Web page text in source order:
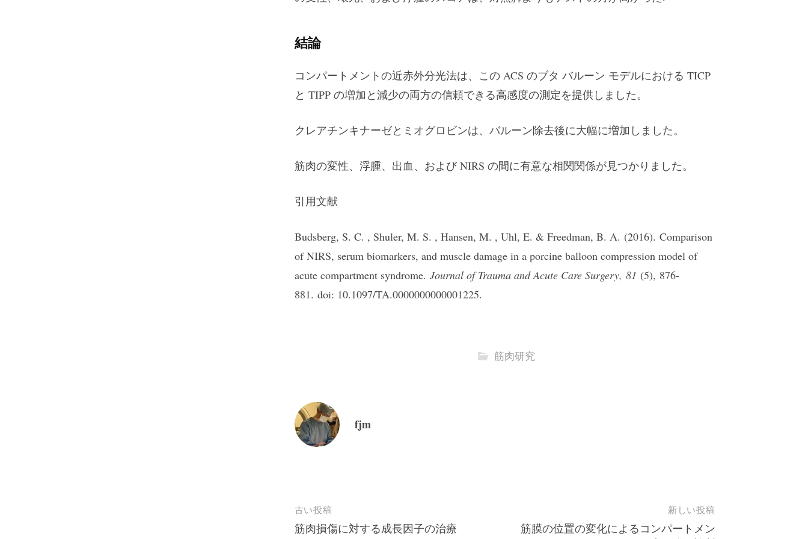
結論
コンパートメントの近赤外分光法は、この ACS のブタ バルーン モデルにおける TICP
と TIPP の増加と減少の両方の信頼できる高感度の測定を提供しました。
クレアチンキナーゼとミオグロビンは、バルーン除去後に大幅に増加しました。
筋肉の変性、浮腫、出血、および NIRS の間に有意な相関関係が見つかりました。
引用文献
Budsberg, S. C. , Shuler, M. S. , Hansen, M. , Uhl, E. & Freedman, B. A. (2016). Comparison
of NIRS, serum biomarkers, and muscle damage in a porcine balloon compression model of
acute compartment syndrome. Journal of Trauma and Acute Care Surgery, 81 (5), 876-
881. doi: 10.1097/TA.0000000000001225.
筋肉研究
fjm
投
稿
古い投稿
筋肉損傷に対する成長因子の治療
新しい投稿
筋膜の位置の変化によるコンパートメン